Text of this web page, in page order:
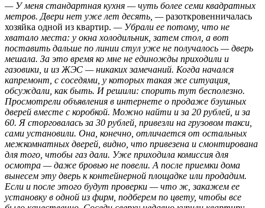
— У меня стандартная кухня — чуть более семи квадратных
метров. Двери нет уже лет десять, —разоткровенничалась
хозяйка одной из квартир. — Убрали ее потому, что не
хватало места: у окна холодильник, затем стол, а вот
поставить дальше по линии стул уже не получалось — дверь
мешала. За это время ко мне не единожды приходили и
газовики, и из ЖЭС — никаких замечаний. Когда начался
капремонт, с соседями, у которых такая же ситуация,
обсуждали, как быть. И решили: спорить тут бесполезно.
Просмотрели объявления в интернете о продаже бэушных
дверей вместе с коробкой. Можно найти и за 20 рублей, и за
60. Я сторговалась за 30 рублей, привезли на грузовом такси,
сами установили. Она, конечно, отличается от остальных
межкомнатных дверей, видно, что привезена и смонтирована
для того, чтобы газ дали. Уже приходила комиссия для
осмотра — даже бровью не повели. А после приемки дома
вынесем эту дверь к контейнерной площадке или продадим.
Если и после этого будут проверки — что ж, закажем ее
установку в одной из фирм, подберем по цвету, чтобы все